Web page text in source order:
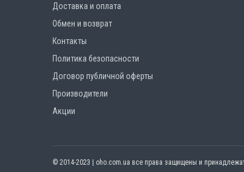
Доставка и оплата
Обмен и возврат
Контакты
Политика безопасности
Договор публичной оферты
Производители
Акции
© 2014-2023 | oho.com.ua все права защищены и